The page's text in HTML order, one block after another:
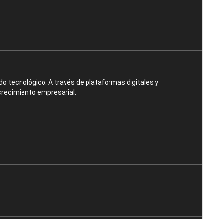
tecnológico. A través de plataformas digitales y
empresarial.